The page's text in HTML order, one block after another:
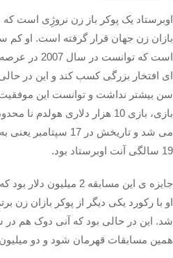
اوبرستاد یک پوکر باز زن نروژِی است که
بازان زن جهان قرار گرفته است. او کم
است که توانست در سال 2007 در عرصه
سن بیشتر نداشت و توانست این موفقیت
بازی، بازی 10 هزار دلاری هولدم
می شد و تاریخش در 17
19 سالگی آنت اوبرستاد بود.
جایزه ی این مسابقه 2
او با رکورد یکی دیگر از پوکر بازان زن
همین مسابقات قهرمان شود و دو میلیون